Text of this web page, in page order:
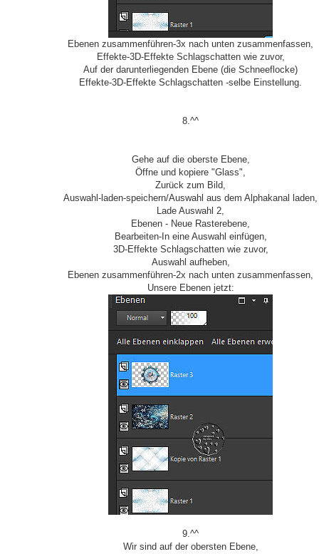
Ebenen zusammenführen-3x nach unten zusammenfassen,
Effekte-3D-Effekte Schlagschatten wie zuvor,
Auf der darunterliegenden Ebene (die Schneeflocke)
Effekte-3D-Effekte Schlagschatten -selbe Einstellung.
8.^^
Gehe auf die oberste Ebene,
Öffne und kopiere "Glass",
Zurück zum Bild,
Auswahl-laden-speichern/Auswahl aus dem Alphakanal laden,
Lade Auswahl 2,
Ebenen - Neue Rasterebene,
Bearbeiten-In eine Auswahl einfügen,
3D-Effekte Schlagschatten wie zuvor,
Auswahl aufheben,
Ebenen zusammenführen-2x nach unten zusammenfassen,
Unsere Ebenen jetzt:
9.^^
Wir sind auf der obersten Ebene,